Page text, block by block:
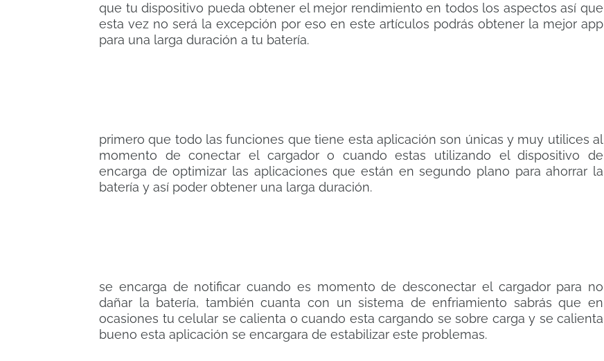
que tu dispositivo pueda obtener el mejor rendimiento en todos los aspectos así que
esta vez no será la excepción por eso en este artículos podrás obtener la mejor app
para una larga duración a tu batería.
primero que todo las funciones que tiene esta aplicación son únicas y muy utilices al
momento de conectar el cargador o cuando estas utilizando el dispositivo de
encarga de optimizar las aplicaciones que están en segundo plano para ahorrar la
batería y así poder obtener una larga duración.
se encarga de notificar cuando es momento de desconectar el cargador para no
dañar la batería, también cuanta con un sistema de enfriamiento sabrás que en
ocasiones tu celular se calienta o cuando esta cargando se sobre carga y se calienta
bueno esta aplicación se encargara de estabilizar este problemas.